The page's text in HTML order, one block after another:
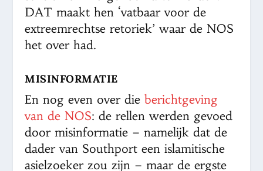
DAT maakt hen ‘vatbaar voor de
extreemrechtse retoriek’ waar de NOS
het over had.
MISINFORMATIE
En nog even over dieberichtgeving
van de NOS: de rellen werden gevoed
door misinformatie – namelijk dat de
dader van Southport een islamitische
asielzoeker zou zijn – maar de ergste